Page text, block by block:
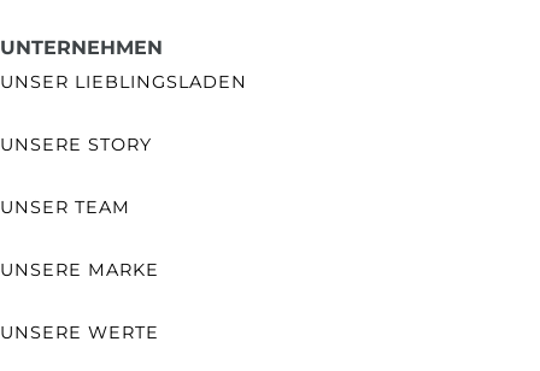
UNTERNEHMEN
UNSER LIEBLINGSLADEN
UNSERE STORY
UNSER TEAM
UNSERE MARKE
UNSERE WERTE